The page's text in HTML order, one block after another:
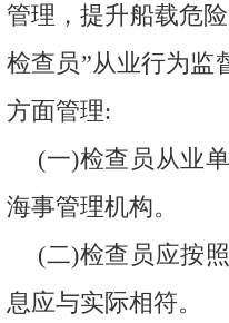
管理，提升船载危
检查员”从业行为监
方面管理:
(一)检查员从业
海事管理机构。
(二)检查员应按
息应与实际相符。